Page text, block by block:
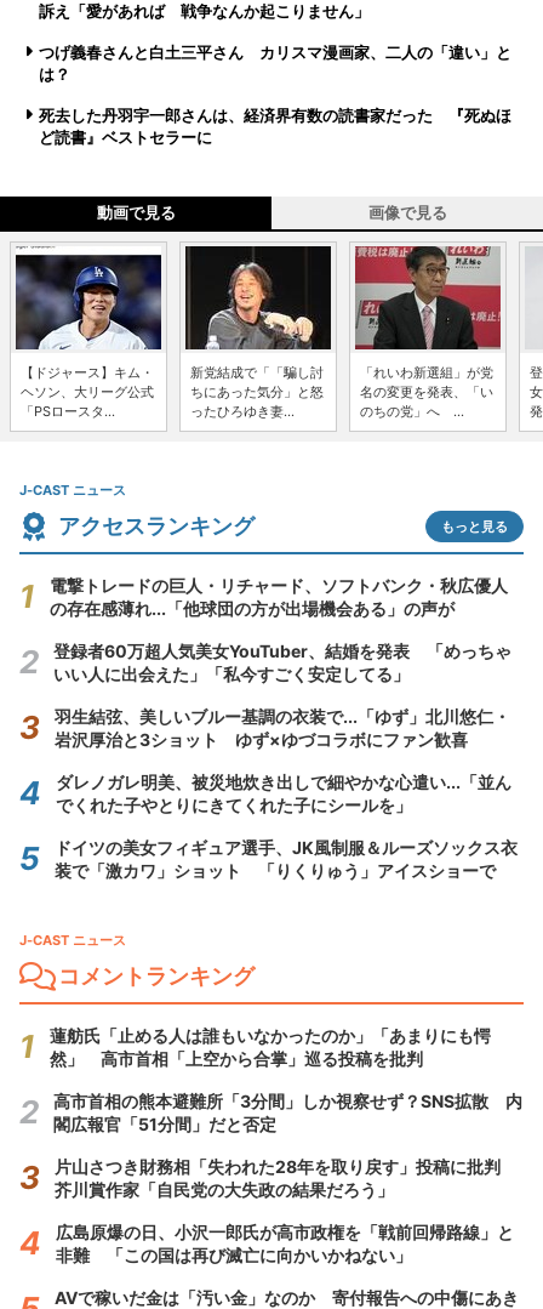
訴え「愛があれば 戦争なんか起こりません」
つげ義春さんと白土三平さん カリスマ漫画家、二人の「違い」と
は？
死去した丹羽宇一郎さんは、経済界有数の読書家だった 『死ぬほ
ど読書』ベストセラーに
動画で見る 画像で見る
【ドジャース】キム・
ヘソン、大リーグ公式
「PSロースタ...
新党結成で「「騙し討
ちにあった気分」と怒
ったひろゆき妻...
「れいわ新選組」が党
名の変更を発表、「い
のちの党」へ ...
J-CAST ニュース
アクセスランキング もっと見る
電撃トレードの巨人・リチャード、ソフトバンク・秋広優人
の存在感薄れ...「他球団の方が出場機会ある」の声が
登録者60万超人気美女YouTuber、結婚を発表 「めっちゃ
いい人に出会えた」「私今すごく安定してる」
羽生結弦、美しいブルー基調の衣装で...「ゆず」北川悠仁・
岩沢厚治と3ショット ゆず×ゆづコラボにファン歓喜
ダレノガレ明美、被災地炊き出しで細やかな心遣い...「並ん
でくれた子やとりにきてくれた子にシールを」
ドイツの美女フィギュア選手、JK風制服＆ルーズソックス衣
装で「激カワ」ショット 「りくりゅう」アイスショーで
J-CAST ニュース
コメントランキング
蓮舫氏「止める人は誰もいなかったのか」「あまりにも愕
然」 高市首相「上空から合掌」巡る投稿を批判
高市首相の熊本避難所「3分間」しか視察せず？SNS拡散 内
閣広報官「51分間」だと否定
片山さつき財務相「失われた28年を取り戻す」投稿に批判
芥川賞作家「自民党の大失政の結果だろう」
広島原爆の日、小沢一郎氏が高市政権を「戦前回帰路線」と
非難 「この国は再び滅亡に向かいかねない」
AVで稼いだ金は「汚い金」なのか 寄付報告への中傷にあき